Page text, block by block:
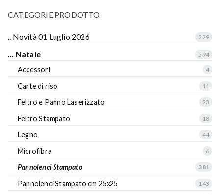
CATEGORIE PRODOTTO
.. Novità 01 Luglio 2026 229
... Natale 594
Accessori 4
Carte di riso 11
Feltro e Panno Laserizzato 23
Feltro Stampato 18
Legno 44
Microfibra 6
Pannolenci Stampato 381
Pannolenci Stampato cm 25x25 143